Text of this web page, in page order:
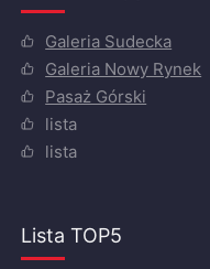
Galeria Sudecka
Galeria Nowy Rynek
Pasaż Górski
lista
lista
Lista TOP5